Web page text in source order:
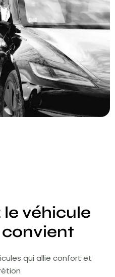
le véhicule
qui allie confort et